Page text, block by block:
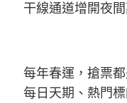
干線通道增開夜間
每年春運，搶票
每日天期、熱門